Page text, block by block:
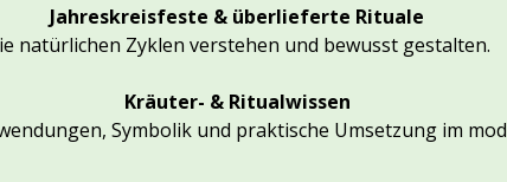
Jahreskreisfeste & überlieferte Rituale
natürlichen Zyklen verstehen und bewusst gestalten.
Kräuter- & Ritualwissen
Symbolik und praktische Umsetzung im